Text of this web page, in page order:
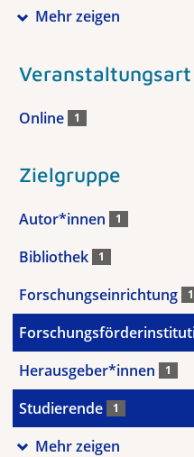
Mehr zeigen
Veranstaltungsart
Online 1
Zielgruppe
Autor*innen 1
Bibliothek 1
Forschungseinrichtung 1
Herausgeber*innen 1
Studierende 1
Mehr zeigen